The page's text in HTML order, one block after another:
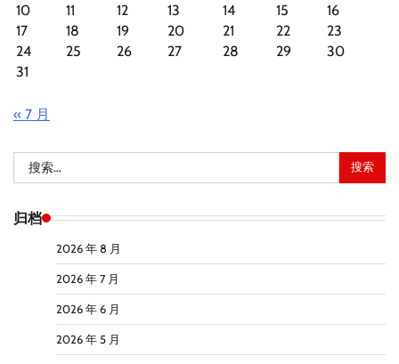
10
11 12 13 14 15
16
17
18 19 20 21 22
23
24
25 26 27 28 29
30
31
« 7 月
索：
归档
2026 年 8 月
2026 年 7 月
2026 年 6 月
2026 年 5 月